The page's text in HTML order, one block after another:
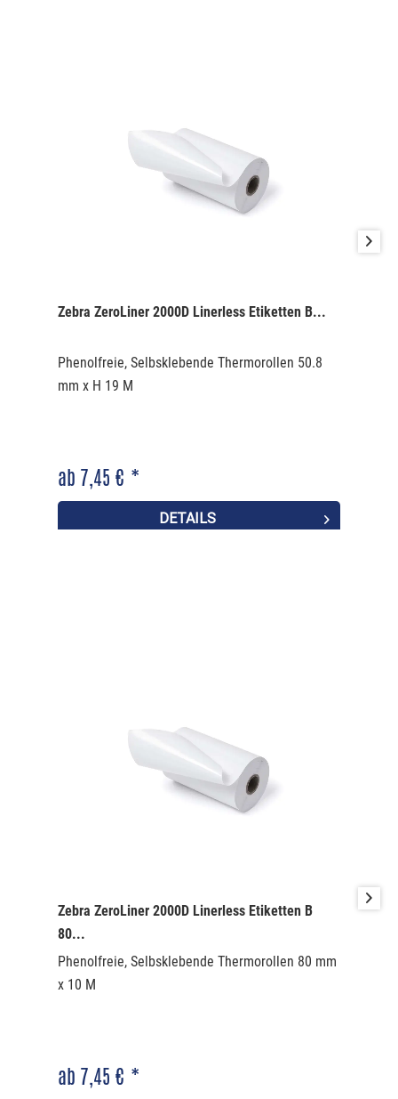
Zebra ZeroLiner 2000D Linerless Etiketten B...
Phenolfreie, Selbsklebende Thermorollen 50.8
mm x H 19 M
ab 7,45 € *
DETAILS
Zebra ZeroLiner 2000D Linerless Etiketten B
80...
Phenolfreie, Selbsklebende Thermorollen 80 mm
x 10 M
ab 7,45 € *